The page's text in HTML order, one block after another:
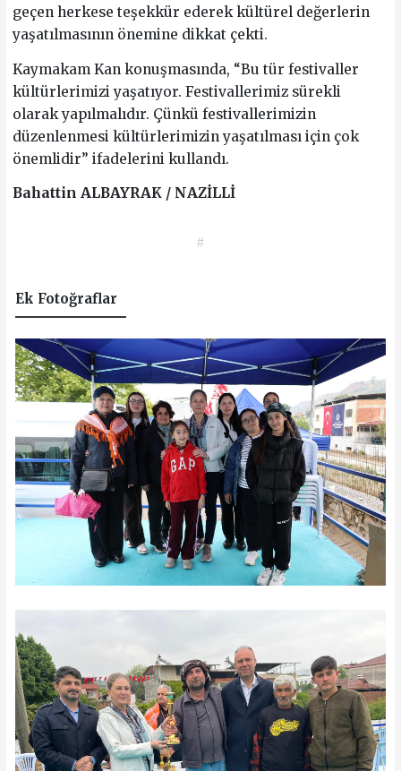
geçen herkese teşekkür ederek kültürel değerlerin
yaşatılmasının önemine dikkat çekti.
Kaymakam Kan konuşmasında, “Bu tür festivaller
kültürlerimizi yaşatıyor. Festivallerimiz sürekli
olarak yapılmalıdır. Çünkü festivallerimizin
düzenlenmesi kültürlerimizin yaşatılması için çok
önemlidir” ifadelerini kullandı.
Bahattin ALBAYRAK / NAZİLLİ
#
Ek Fotoğraflar